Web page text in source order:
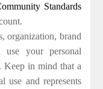
Standards
organization, brand
your personal
Keep in mind that a
use and represents